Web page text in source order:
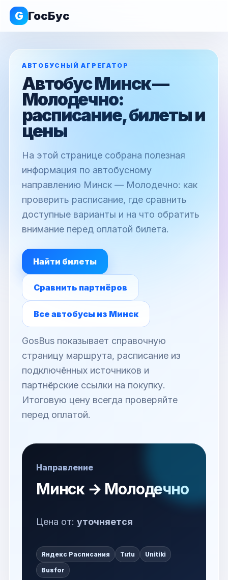
G ГосБус
АВТОБУСНЫЙ АГРЕГАТОР
Автобус Минск —
Молодечно:
расписание, билеты и
цены
На этой странице собрана полезная
информация по автобусному
направлению Минск — Молодечно: как
проверить расписание, где сравнить
доступные варианты и на что обратить
внимание перед оплатой билета.
Найти билеты
Сравнить партнёров
Все автобусы из Минск
GosBus показывает справочную
страницу маршрута, расписание из
подключённых источников и
партнёрские ссылки на покупку.
Итоговую цену всегда проверяйте
перед оплатой.
Направление
Минск → Молодечно
Цена от: уточняется
Яндекс Расписания Tutu Unitiki
Busfor